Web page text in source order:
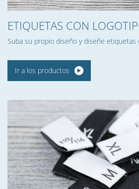
ETIQUETAS CON
Suba su propio diseño y diseñe etiquetas
Ir a los productos